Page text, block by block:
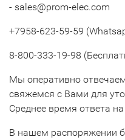
- sales@prom-elec.com
+7958-623-59-59
8-800-333-19-98
Мы оперативно
свяжемся с Вами для
Среднее время ответа
В нашем распоряжении